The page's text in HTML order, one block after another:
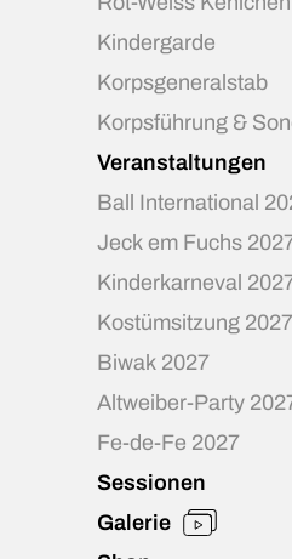
Kindergarde
Korpsgeneralstab
Korpsführung &
Veranstaltungen
Ball International
Jeck em Fuchs
Kinderkarneval
Kostümsitzung 2027
Biwak 2027
Altweiber-Party
Fe-de-Fe 2027
Sessionen
Galerie